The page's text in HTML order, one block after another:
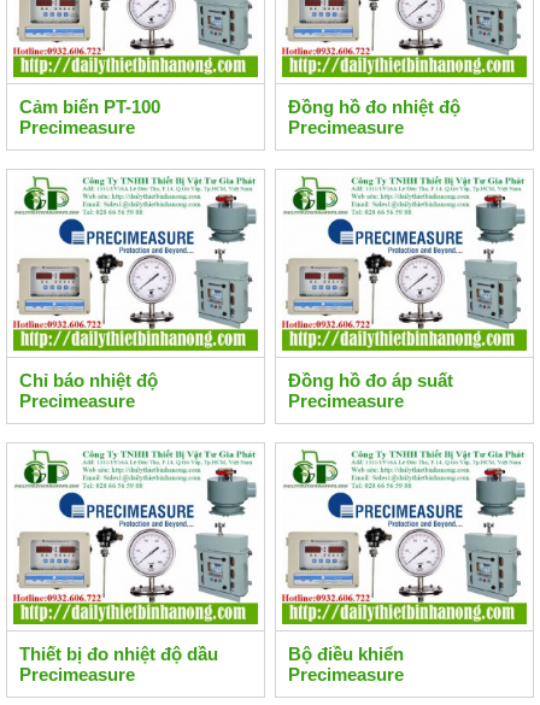
Cảm biến PT-100
Precimeasure
Đồng hồ đo nhiệt độ
Precimeasure
Chỉ báo nhiệt độ
Precimeasure
Đồng hồ đo áp suất
Precimeasure
Thiết bị đo nhiệt độ dầu
Precimeasure
Bộ điều khiển
Precimeasure